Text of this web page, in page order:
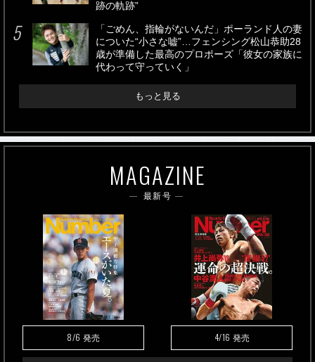
跡の軌跡”
「ごめん、指輪がないんだ」ポーランド人の妻
についた“小さな嘘”…フェンシング松山恭助28
歳が準備した最高のプロポーズ「彼女の家族に
代わって守っていく」
もっと見る
MAGAZINE
最新号
8/6 発売 4/16 発売